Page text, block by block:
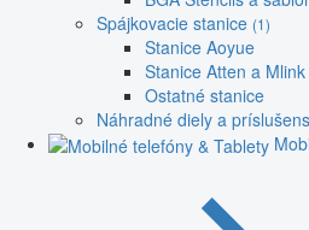
Spájkovacie stanice (1)
Stanice Aoyue
Stanice Atten a Mlink
Ostatné stanice
Náhradné diely a